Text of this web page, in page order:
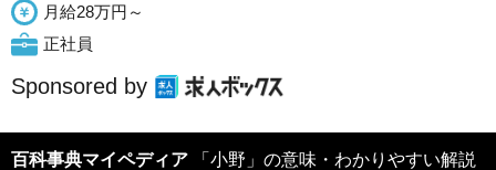
月給28万円～
正社員
Sponsored by
百科事典マイペディア 「小野」の意味・わかりやすい解説